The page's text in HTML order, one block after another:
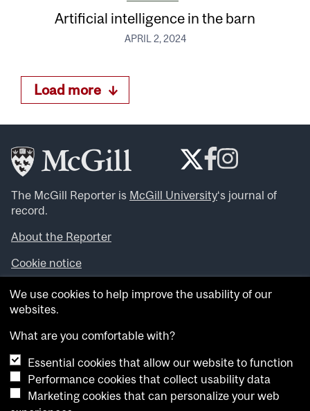
Artificial intelligence in the barn
APRIL 2, 2024
Load more
The McGill Reporter is McGill University‘s journal of
record.
About the Reporter
Cookie notice
Looking for more news, videos and expert opinions? Try
theMcGill Newsroom .
archives.
Want to contribute an item to what’snew@mcgill?
Submit your item through our online form.
Have an idea for a Reporter article? Email us at
We use cookies to help improve the usability of our
websites.
What are you comfortable with?
Essential cookies that allow our website to function
Performance cookies that collect usability data
Marketing cookies that can personalize your web